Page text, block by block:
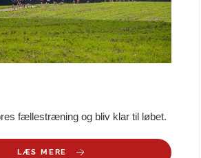
fællestræning og bliv klar til løbet.
LÆS MERE